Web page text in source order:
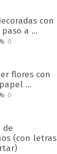
con
paso a …
0
flores con
…
0
de
(con letras